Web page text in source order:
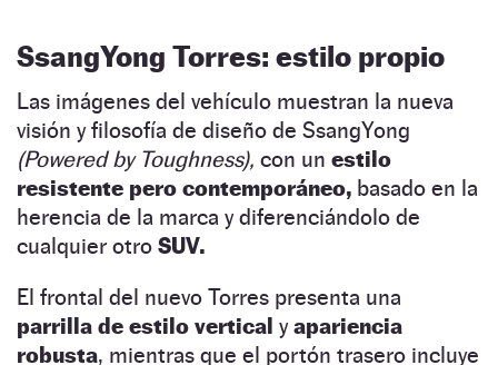
SsangYong Torres: estilo propio
Las imágenes del vehículo muestran la nueva
visión y filosofía de diseño de SsangYong
(Powered by Toughness), con un estilo
resistente pero contemporáneo, basado en la
herencia de la marca y diferenciándolo de
cualquier otro SUV.
El frontal del nuevo Torres presenta una
parrilla de estilo vertical yapariencia
robusta, mientras que el portón trasero incluye